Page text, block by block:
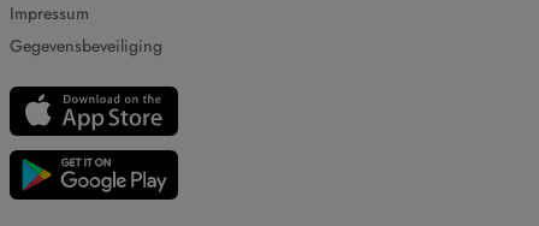
Impressum
Gegevensbeveiliging